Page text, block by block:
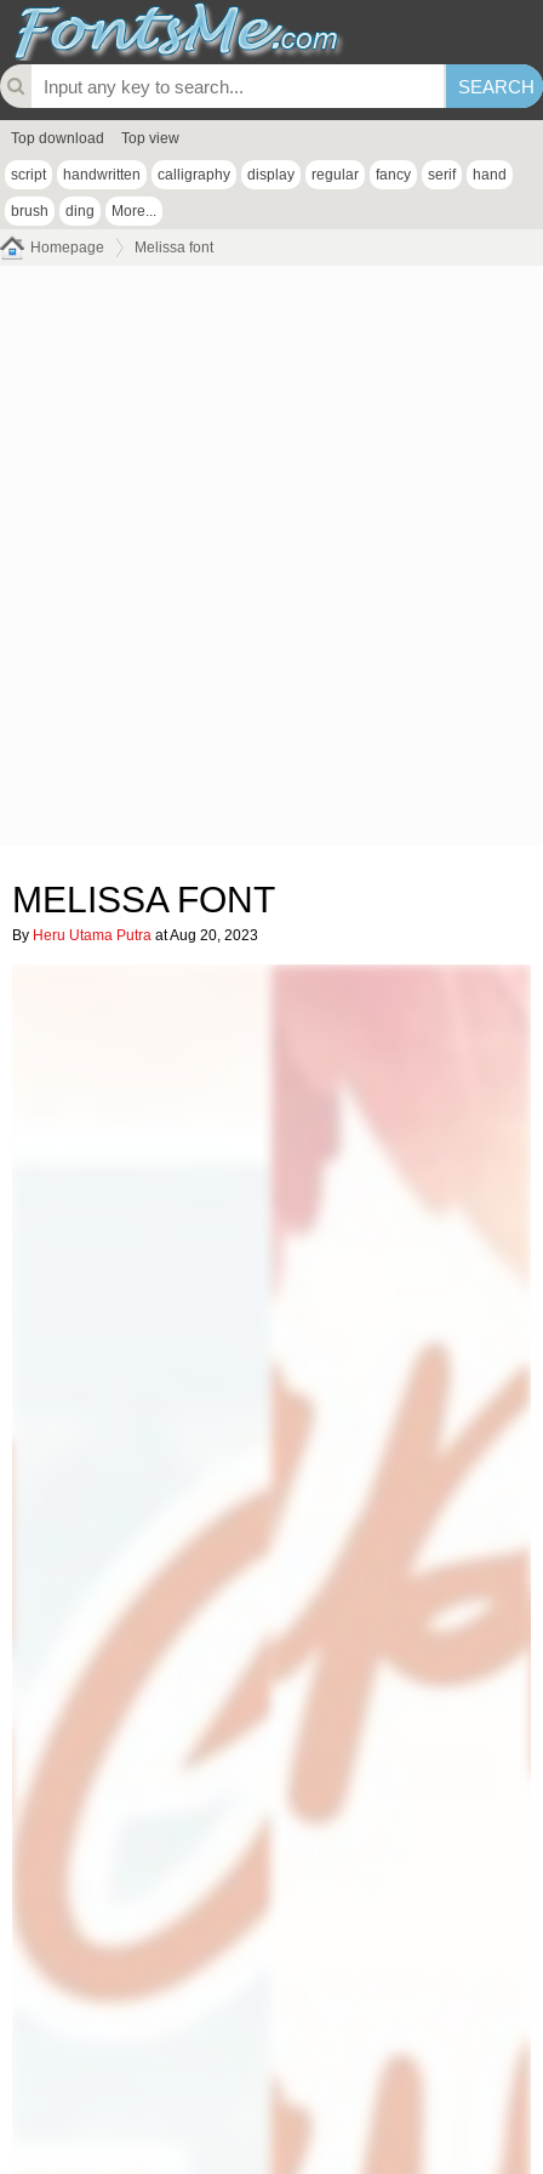
Top download Top view
script handwritten calligraphy display regular fancy serif hand
brush ding More...
Homepage Melissa font
MELISSA FONT
By Heru Utama Putra at Aug 20, 2023